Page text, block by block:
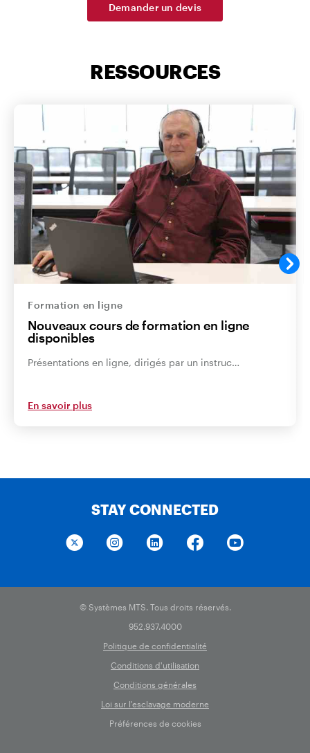
Demander un devis
RESSOURCES
Formation en ligne
Nouveaux cours de formation en ligne
disponibles
Présentations en ligne, dirigés par un instruc…
En savoir plus
STAY CONNECTED
© Systèmes MTS. Tous droits réservés.
952.937.4000
Politique de confidentialité
Conditions d'utilisation
Conditions générales
Loi sur l'esclavage moderne
Préférences de cookies